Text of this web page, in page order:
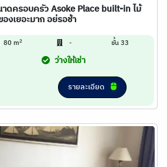
าดครอบครัว Asoke Place built-in ไม้
งเยอะมาก อย่รอช้า
80 m2 - ชั้น 33
ว่างให้เช่า
รายละเอียด